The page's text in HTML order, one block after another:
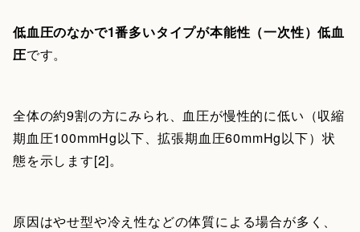
低血圧のなかで1番多いタイプが本能性（一次性）低血
圧です。
全体の約9割の方にみられ、血圧が慢性的に低い（収縮
期血圧100mmHg以下、拡張期血圧60mmHg以下）状
態を示します[2]。
原因はやせ型や冷え性などの体質による場合が多く、